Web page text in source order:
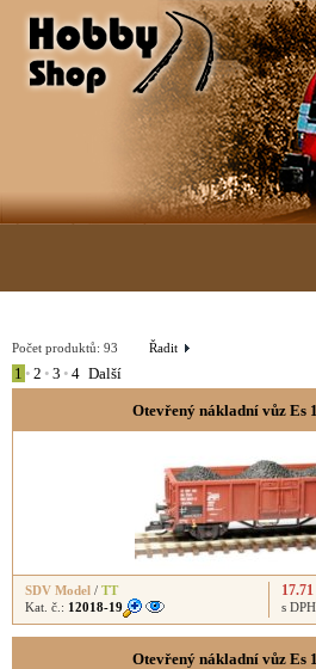
Řadit
Počet produktů: 93
1 • 2 • 3 • 4 Další
Otevřený nákladní vůz Es
SDV Model / TT
Kat. č.: 12018-19 s DPH
Otevřený nákladní vůz Es